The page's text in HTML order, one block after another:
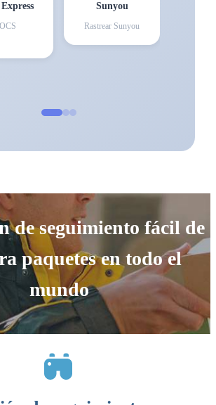
OCS
Sunyou
Rastrear Sunyou
de seguimiento fácil de
paquetes en todo el
mundo